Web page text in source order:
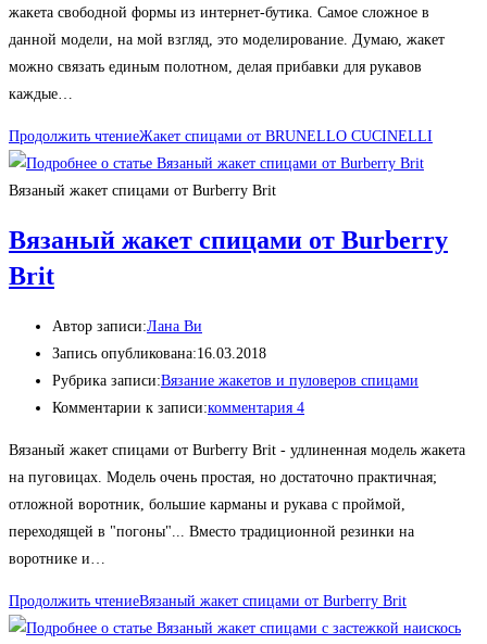
жакета свободной формы из интернет-бутика. Самое сложное в
данной модели, на мой взгляд, это моделирование. Думаю, жакет
можно связать единым полотном, делая прибавки для рукавов
каждые…
Продолжить чтениеЖакет спицами от BRUNELLO CUCINELLI
Вязаный жакет спицами от Burberry Brit
Вязаный жакет спицами от Burberry
Brit
Автор записи:Лана Ви
Запись опубликована:16.03.2018
Рубрика записи:Вязание жакетов и пуловеров спицами
Комментарии к записи:комментария 4
Вязаный жакет спицами от Burberry Brit - удлиненная модель жакета
на пуговицах. Модель очень простая, но достаточно практичная;
отложной воротник, большие карманы и рукава с проймой,
переходящей в "погоны"... Вместо традиционной резинки на
воротнике и…
Продолжить чтениеВязаный жакет спицами от Burberry Brit